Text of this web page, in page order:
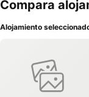
además con un Café
al jardín y las
Compara
Alojamiento